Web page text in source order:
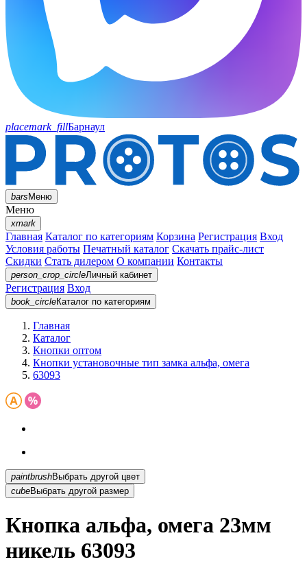
placemark_fillБарнаул
barsМеню
Меню
xmark
Главная Каталог по категориям Корзина Регистрация Вход
Условия работы Печатный каталог Скачать прайс-лист
Скидки Стать дилером О компании Контакты
person_crop_circleЛичный кабинет
Регистрация Вход
book_circleКаталог по категориям
Главная
Каталог
Кнопки оптом
Кнопки установочные тип замка альфа, омега
63093
paintbrush
Выбрать другой цвет
cubeВыбрать другой размер
Кнопка альфа, омега 23мм
никель 63093